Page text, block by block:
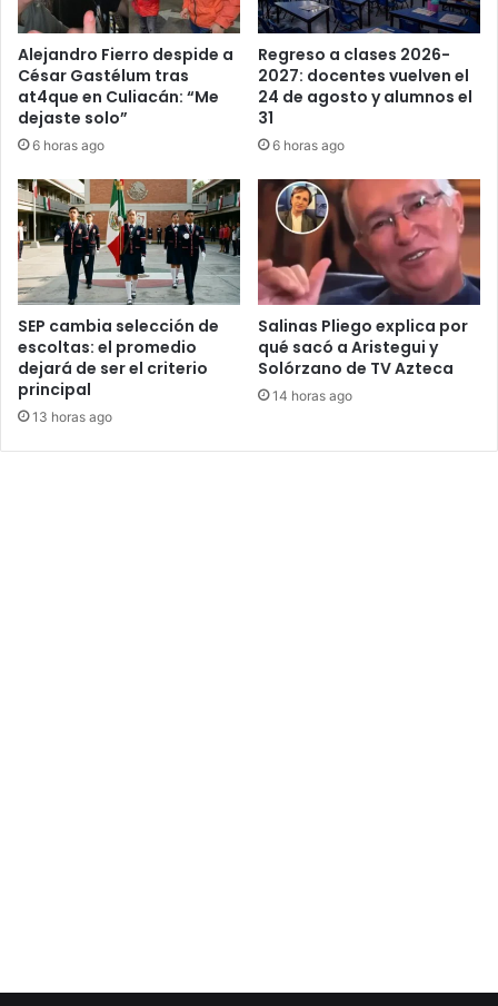
Alejandro Fierro despide a
César Gastélum tras
at4que en Culiacán: “Me
dejaste solo”
6 horas ago
Regreso a clases 2026-
2027: docentes vuelven el
24 de agosto y alumnos el
31
6 horas ago
SEP cambia selección de
escoltas: el promedio
dejará de ser el criterio
principal
13 horas ago
Salinas Pliego explica por
qué sacó a Aristegui y
Solórzano de TV Azteca
14 horas ago